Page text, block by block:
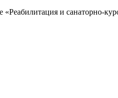
и санаторно-